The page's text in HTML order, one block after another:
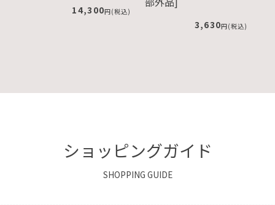
4,180
ショッピングガイド
SHOPPING GUIDE